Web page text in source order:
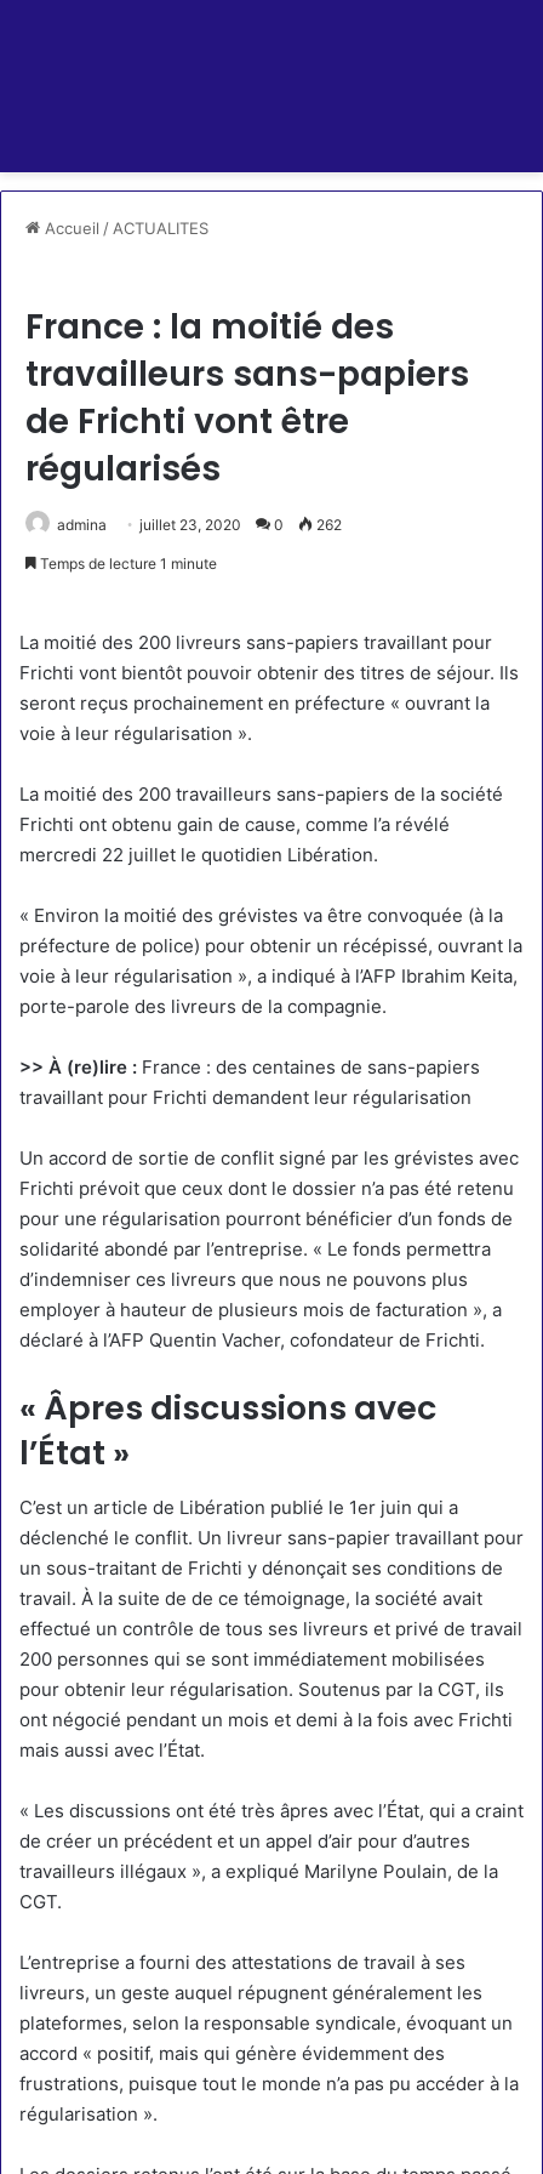
Accueil / ACTUALITES
France : la moitié des
travailleurs sans-papiers
de Frichti vont être
régularisés
admina juillet 23, 2020 0 262
Temps de lecture 1 minute
La moitié des 200 livreurs sans-papiers travaillant pour
Frichti vont bientôt pouvoir obtenir des titres de séjour. Ils
seront reçus prochainement en préfecture « ouvrant la
voie à leur régularisation ».
La moitié des 200 travailleurs sans-papiers de la société
Frichti ont obtenu gain de cause, comme l’a révélé
mercredi 22 juillet le quotidien Libération.
« Environ la moitié des grévistes va être convoquée (à la
préfecture de police) pour obtenir un récépissé, ouvrant la
voie à leur régularisation », a indiqué à l’AFP Ibrahim Keita,
porte-parole des livreurs de la compagnie.
>> À (re)lire : France : des centaines de sans-papiers
travaillant pour Frichti demandent leur régularisation
Un accord de sortie de conflit signé par les grévistes avec
Frichti prévoit que ceux dont le dossier n’a pas été retenu
pour une régularisation pourront bénéficier d’un fonds de
solidarité abondé par l’entreprise. « Le fonds permettra
d’indemniser ces livreurs que nous ne pouvons plus
employer à hauteur de plusieurs mois de facturation », a
déclaré à l’AFP Quentin Vacher, cofondateur de Frichti.
« Âpres discussions avec
l’État »
C’est un article de Libération publié le 1er juin qui a
déclenché le conflit. Un livreur sans-papier travaillant pour
un sous-traitant de Frichti y dénonçait ses conditions de
travail. À la suite de de ce témoignage, la société avait
effectué un contrôle de tous ses livreurs et privé de travail
200 personnes qui se sont immédiatement mobilisées
pour obtenir leur régularisation. Soutenus par la CGT, ils
ont négocié pendant un mois et demi à la fois avec Frichti
mais aussi avec l’État.
« Les discussions ont été très âpres avec l’État, qui a craint
de créer un précédent et un appel d’air pour d’autres
travailleurs illégaux », a expliqué Marilyne Poulain, de la
CGT.
L’entreprise a fourni des attestations de travail à ses
livreurs, un geste auquel répugnent généralement les
plateformes, selon la responsable syndicale, évoquant un
accord « positif, mais qui génère évidemment des
frustrations, puisque tout le monde n’a pas pu accéder à la
régularisation ».